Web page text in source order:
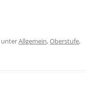
unterAllgemein,Oberstufe,